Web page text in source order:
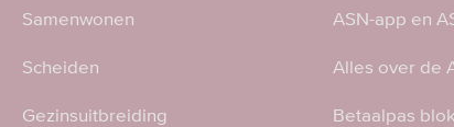
Samenwonen
Scheiden
Gezinsuitbreiding
ASN-app en
Alles over de
Betaalpas